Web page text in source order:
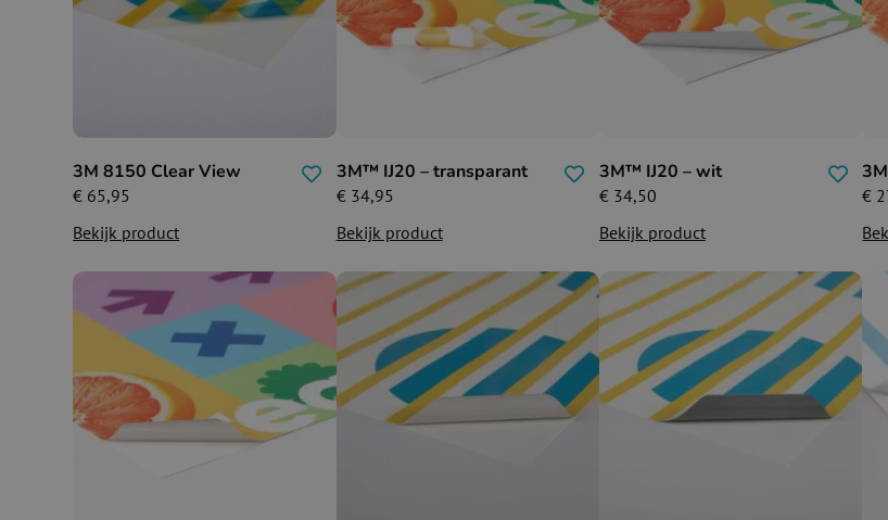
3M 8150 Clear View
€ 65,95
Bekijk product
3M™ IJ20 – transparant
€34,95
Bekijk product
3M™ IJ20 – wit
€34,50
Bekijk product
€